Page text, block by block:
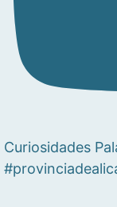
Curiosidades